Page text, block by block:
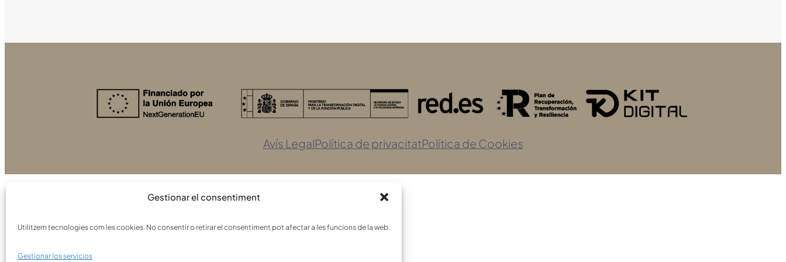
Gestionar el consentiment
Utilitzem tecnologies com les cookies. No consentir o retirar el consentiment pot afectar a les funcions de la web.
Gestionar los servicios
Avís LegalPolítica de privacitatPolítica de Cookies